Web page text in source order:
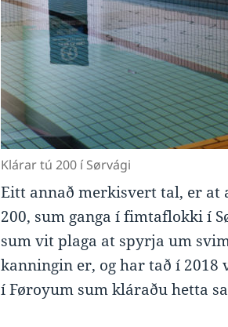
Klárar tú 200 í Sørvági
Eitt annað merkisvert tal, er
200, sum ganga í fimtaflokki í
sum vit plaga at spyrja um
kanningin er, og har tað í
í Føroyum sum kláraðu hetta